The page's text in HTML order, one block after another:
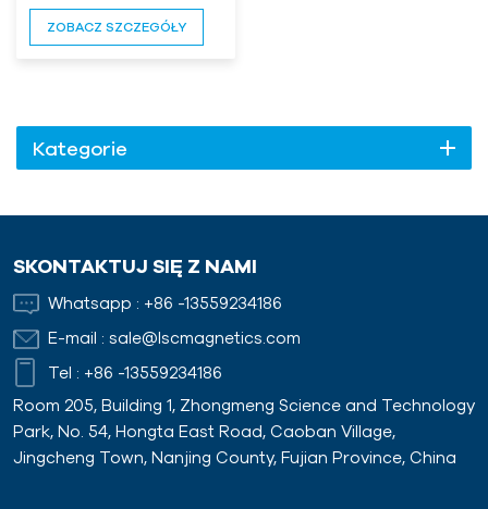
szlifierki
ZOBACZ SZCZEGÓŁY
Kategorie
SKONTAKTUJ SIĘ Z NAMI
Whatsapp : +86 -13559234186
E-mail : sale@lscmagnetics.com
Tel : +86 -13559234186
Room 205, Building 1, Zhongmeng Science and Technology
Park, No. 54, Hongta East Road, Caoban Village,
Jingcheng Town, Nanjing County, Fujian Province, China